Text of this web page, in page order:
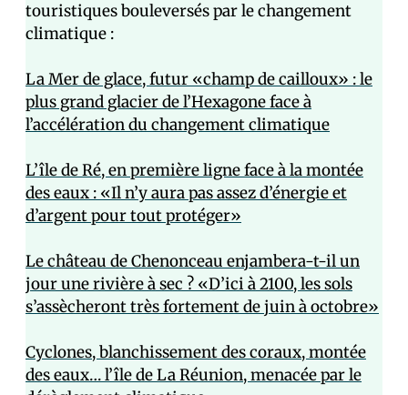
touristiques bouleversés par le changement
climatique :
La Mer de glace, futur «champ de cailloux» : le
plus grand glacier de l’Hexagone face à
l’accélération du changement climatique
L’île de Ré, en première ligne face à la montée
des eaux : «Il n’y aura pas assez d’énergie et
d’argent pour tout protéger»
Le château de Chenonceau enjambera-t-il un
jour une rivière à sec ? «D’ici à 2100, les sols
s’assècheront très fortement de juin à octobre»
Cyclones, blanchissement des coraux, montée
des eaux… l’île de La Réunion, menacée par le